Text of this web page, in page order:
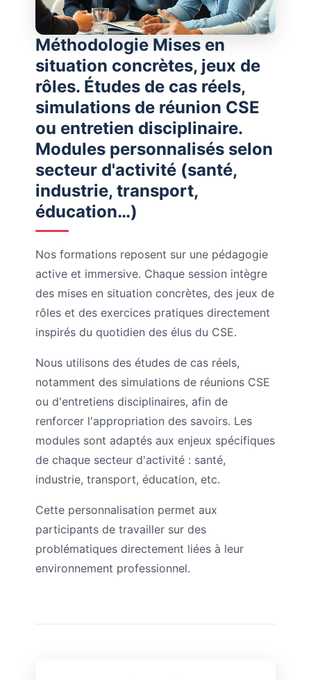
Méthodologie Mises en
situation concrètes, jeux de
rôles. Études de cas réels,
simulations de réunion CSE
ou entretien disciplinaire.
Modules personnalisés selon
secteur d'activité (santé,
industrie, transport,
éducation…)
Nos formations reposent sur une pédagogie
active et immersive. Chaque session intègre
des mises en situation concrètes, des jeux de
rôles et des exercices pratiques directement
inspirés du quotidien des élus du CSE.
Nous utilisons des études de cas réels,
notamment des simulations de réunions CSE
ou d'entretiens disciplinaires, afin de
renforcer l'appropriation des savoirs. Les
modules sont adaptés aux enjeux spécifiques
de chaque secteur d'activité : santé,
industrie, transport, éducation, etc.
Cette personnalisation permet aux
participants de travailler sur des
problématiques directement liées à leur
environnement professionnel.